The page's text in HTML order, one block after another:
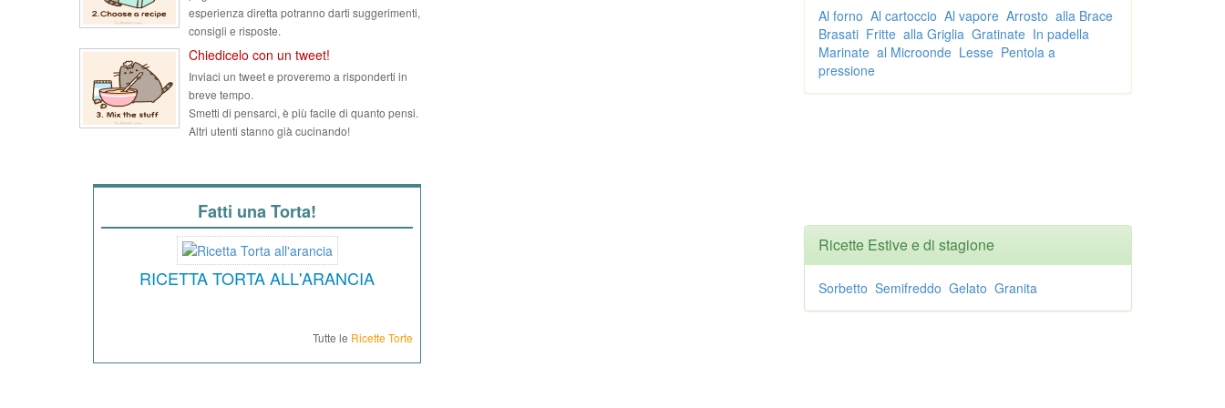
esperienza diretta potranno darti suggerimenti,
consigli e risposte.
Chiedicelo con un tweet!
Inviaci un tweet e proveremo a risponderti in
breve tempo.
Smetti di pensarci, è più facile di quanto pensi.
Altri utenti stanno già cucinando!
Fatti una Torta!
RICETTA TORTA ALL'ARANCIA
Tutte le Ricette Torte
Al forno Al cartoccio Al vapore Arrosto alla Brace
Brasati Fritte alla Griglia Gratinate In padella
Marinate al Microonde Lesse Pentola a
pressione
Ricette Estive e di stagione
Sorbetto Semifreddo Gelato Granita